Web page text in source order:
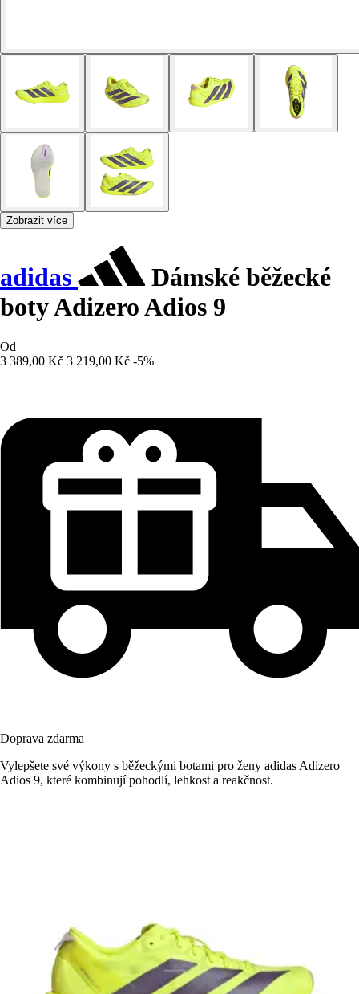
Zobrazit více
adidas
Dámské běžecké
boty Adizero Adios 9
Od
3 389,00 Kč 3 219,00 Kč -5%
Doprava zdarma
Vylepšete své výkony s běžeckými botami pro ženy adidas Adizero
Adios 9, které kombinují pohodlí, lehkost a reakčnost.